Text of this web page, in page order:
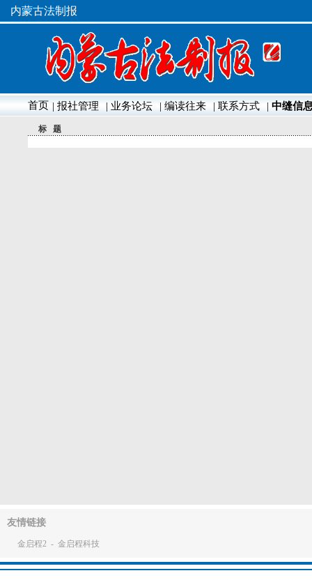
内蒙古法制报
首页 | 报社管理 | 业务论坛 | 编读往来 | 联系方式 | 中缝信
标 题
友情链接
金启程2 - 金启程科技